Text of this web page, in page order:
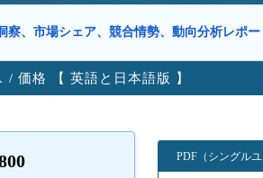
察、市場シェア、競合情勢、動向分析レポ
/ 価格 【 英語と日本語版 】
PDF（シングル